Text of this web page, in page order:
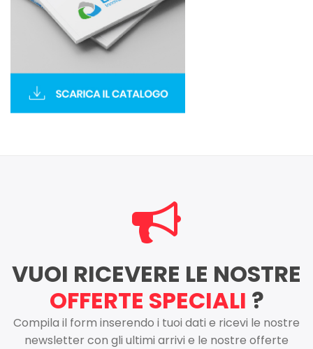
VUOI RICEVERE LE NOSTRE
OFFERTE SPECIALI ?
Compila il form inserendo i tuoi dati e ricevi le nostre
newsletter con gli ultimi arrivi e le nostre offerte